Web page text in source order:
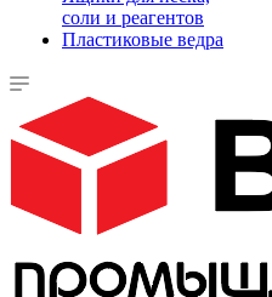
соли и реагентов
Пластиковые ведра